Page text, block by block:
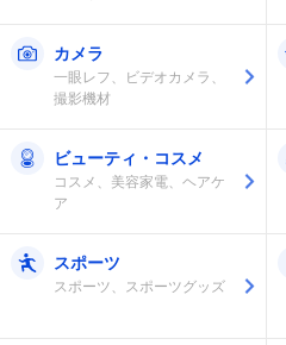
カメラ
一眼レフ、ビデオカメラ、
撮影機材
ビューティ・コスメ
コスメ、美容家電、ヘアケ
ア
スポーツ
スポーツ、スポーツグッズ